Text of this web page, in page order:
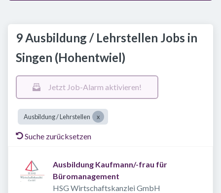
9 Ausbildung / Lehrstellen Jobs in
Singen (Hohentwiel)
Jetzt Job-Alarm aktivieren!
Ausbildung / Lehrstellen
Suche zurücksetzen
Ausbildung Kaufmann/-frau für
Büromanagement
HSG Wirtschaftskanzlei GmbH